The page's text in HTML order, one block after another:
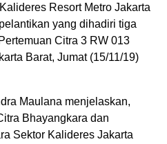
Resort Metro Jakarta
yang dihadiri tiga
Citra 3 RW 013
Barat, Jumat (15/11/19)
Maulana menjelaskan,
Bhayangkara dan
Sektor Kalideres Jakarta